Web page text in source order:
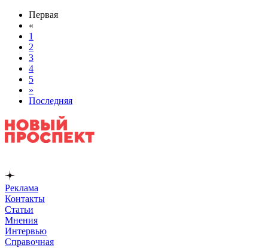
Первая
«
1
2
3
4
5
»
Последняя
Реклама
Контакты
Статьи
Мнения
Интервью
Справочная